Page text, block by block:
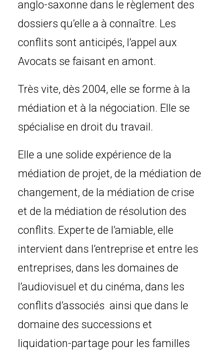
anglo-saxonne dans le règlement des
dossiers qu’elle a à connaître. Les
conflits sont anticipés, l’appel aux
Avocats se faisant en amont.
Très vite, dès 2004, elle se forme à la
médiation et à la négociation. Elle se
spécialise en droit du travail.
Elle a une solide expérience de la
médiation de projet, de la médiation de
changement, de la médiation de crise
et de la médiation de résolution des
conflits. Experte de l’amiable, elle
intervient dans l’entreprise et entre les
entreprises, dans les domaines de
l’audiovisuel et du cinéma, dans les
conflits d’associés ainsi que dans le
domaine des successions et
liquidation-partage pour les familles